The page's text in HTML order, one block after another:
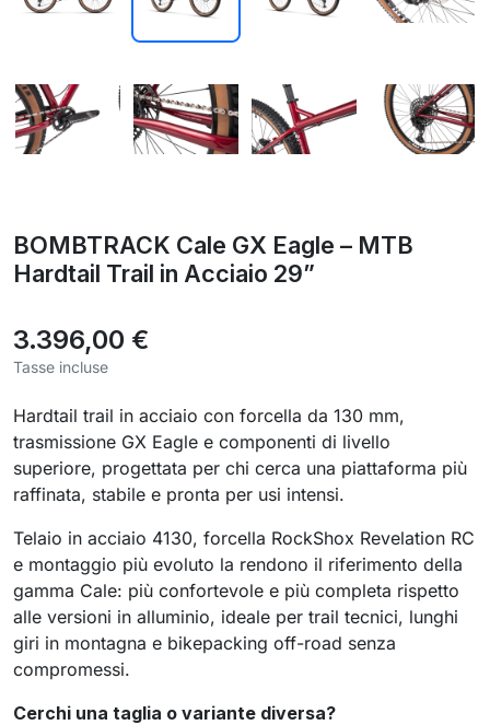
BOMBTRACK Cale GX Eagle – MTB
Hardtail Trail in Acciaio 29”
3.396,00 €
Tasse incluse
Hardtail trail in acciaio con forcella da 130 mm,
trasmissione GX Eagle e componenti di livello
superiore, progettata per chi cerca una piattaforma più
raffinata, stabile e pronta per usi intensi.
Telaio in acciaio 4130, forcella RockShox Revelation RC
e montaggio più evoluto la rendono il riferimento della
gamma Cale: più confortevole e più completa rispetto
alle versioni in alluminio, ideale per trail tecnici, lunghi
giri in montagna e bikepacking off-road senza
compromessi.
Cerchi una taglia o variante diversa?